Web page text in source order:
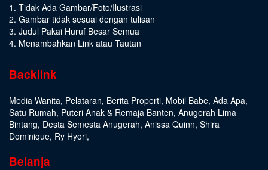
1. Tidak Ada Gambar/Foto/Ilustrasi
2. Gambar tidak sesuai dengan tulisan
3. Judul Pakai Huruf Besar Semua
4. Menambahkan Link atau Tautan
Backlink
Media Wanita, Pelataran, Berita Properti, Mobil Babe, Ada Apa,
Satu Rumah, Puteri Anak & Remaja Banten, Anugerah Lima
Bintang, Desta Semesta Anugerah, Anissa Quinn, Shira
Dominique, Ry Hyori,
Belanja